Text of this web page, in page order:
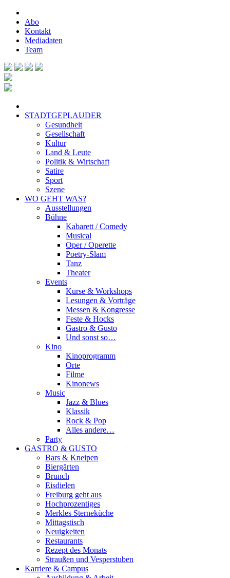
Abo
Kontakt
Mediadaten
Team
STADTGEPLAUDER
Gesundheit
Gesellschaft
Kultur
Land & Leute
Politik & Wirtschaft
Satire
Sport
Szene
WO GEHT WAS?
Ausstellungen
Bühne
Kabarett / Comedy
Musical
Oper / Operette
Poetry-Slam
Tanz
Theater
Events
Kurse & Workshops
Lesungen & Vorträge
Messen & Kongresse
Feste & Hocks
Gastro & Gusto
Und sonst so…
Kino
Kinoprogramm
Orte
Filme
Kinonews
Music
Jazz & Blues
Klassik
Rock & Pop
Alles andere…
Party
GASTRO & GUSTO
Bars & Kneipen
Biergärten
Brunch
Eisdielen
Freiburg geht aus
Hochprozentiges
Merkles Sterneküche
Mittagstisch
Neuigkeiten
Restaurants
Rezept des Monats
Straußen und Vesperstuben
Karriere & Campus